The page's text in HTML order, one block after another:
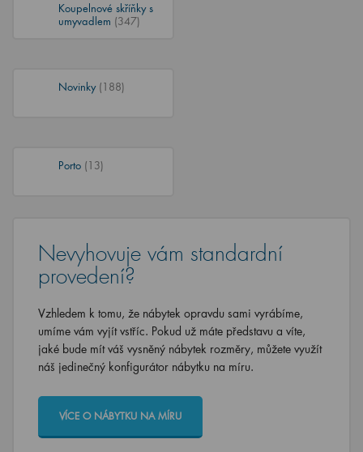
Koupelnové skříňky s
umyvadlem (347)
Novinky (188)
Porto (13)
Nevyhovuje vám standardní
provedení?
Vzhledem k tomu, že nábytek opravdu sami vyrábíme,
umíme vám vyjít vstříc. Pokud už máte představu a víte,
jaké bude mít váš vysněný nábytek rozměry, můžete využít
náš jedinečný konfigurátor nábytku na míru.
VÍCE O NÁBYTKU NA MÍRU